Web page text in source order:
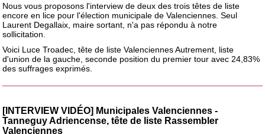
Nous vous proposons l'interview de deux des trois têtes de liste
encore en lice pour l'élection municipale de Valenciennes. Seul
Laurent Degallaix, maire sortant, n'a pas répondu à notre
sollicitation.
Voici Luce Troadec, tête de liste Valenciennes Autrement, liste
d'union de la gauche, seconde position du premier tour avec 24,83%
des suffrages exprimés.
[INTERVIEW VIDÉO] Municipales Valenciennes -
Tanneguy Adriencense, tête de liste Rassembler
Valenciennes